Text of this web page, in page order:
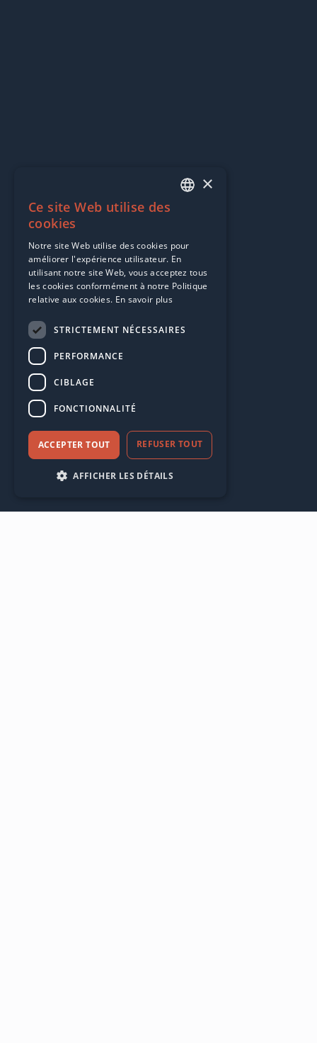
×
Ce site Web utilise des
cookies
Notre site Web utilise des cookies pour
améliorer l'expérience utilisateur. En
utilisant notre site Web, vous acceptez tous
les cookies conformément à notre Politique
relative aux cookies. En savoir plus
STRICTEMENT NÉCESSAIRES
PERFORMANCE
CIBLAGE
FONCTIONNALITÉ
ACCEPTER TOUT REFUSER TOUT
AFFICHER LES DÉTAILS